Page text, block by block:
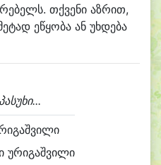
თქვენი აზრით,
ეწყობა ან უხდება
ურიგაშვილი